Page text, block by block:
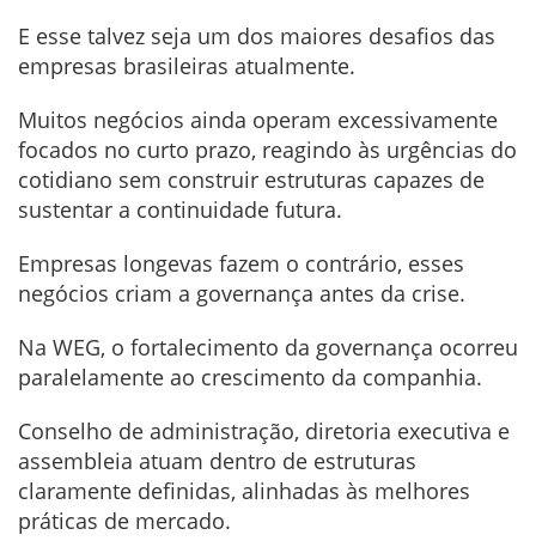
E esse talvez seja um dos maiores desafios das
empresas brasileiras atualmente.
Muitos negócios ainda operam excessivamente
focados no curto prazo, reagindo às urgências do
cotidiano sem construir estruturas capazes de
sustentar a continuidade futura.
Empresas longevas fazem o contrário, esses
negócios criam a governança antes da crise.
Na WEG, o fortalecimento da governança ocorreu
paralelamente ao crescimento da companhia.
Conselho de administração, diretoria executiva e
assembleia atuam dentro de estruturas
claramente definidas, alinhadas às melhores
práticas de mercado.